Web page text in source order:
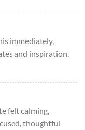
immediately,
and inspiration.
felt calming,
thoughtful